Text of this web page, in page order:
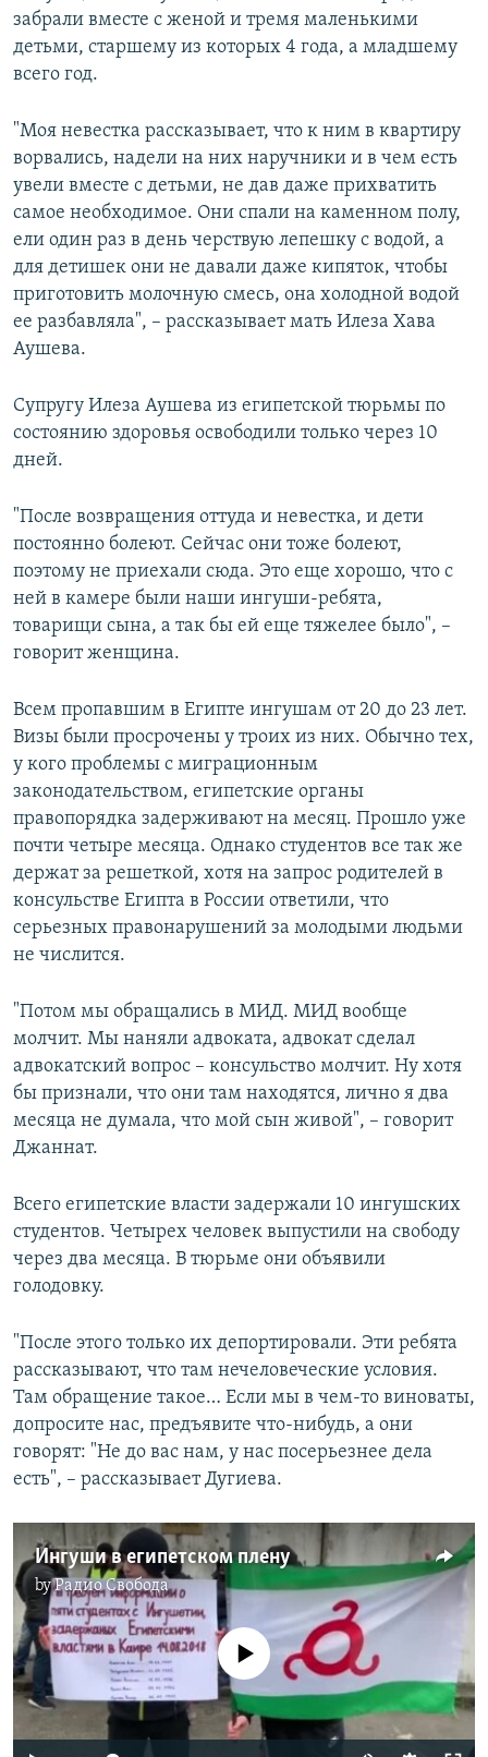
забрали вместе с женой и тремя маленькими
детьми, старшему из которых 4 года, а младшему
всего год.
"Моя невестка рассказывает, что к ним в квартиру
ворвались, надели на них наручники и в чем есть
увели вместе с детьми, не дав даже прихватить
самое необходимое. Они спали на каменном полу,
ели один раз в день черствую лепешку с водой, а
для детишек они не давали даже кипяток, чтобы
приготовить молочную смесь, она холодной водой
ее разбавляла", – рассказывает мать Илеза Хава
Аушева.
Супругу Илеза Аушева из египетской тюрьмы по
состоянию здоровья освободили только через 10
дней.
"После возвращения оттуда и невестка, и дети
постоянно болеют. Сейчас они тоже болеют,
поэтому не приехали сюда. Это еще хорошо, что с
ней в камере были наши ингуши-ребята,
товарищи сына, а так бы ей еще тяжелее было", –
говорит женщина.
Всем пропавшим в Египте ингушам от 20 до 23 лет.
Визы были просрочены у троих из них. Обычно тех,
у кого проблемы с миграционным
законодательством, египетские органы
правопорядка задерживают на месяц. Прошло уже
почти четыре месяца. Однако студентов все так же
держат за решеткой, хотя на запрос родителей в
консульстве Египта в России ответили, что
серьезных правонарушений за молодыми людьми
не числится.
"Потом мы обращались в МИД. МИД вообще
молчит. Мы наняли адвоката, адвокат сделал
адвокатский вопрос – консульство молчит. Ну хотя
бы признали, что они там находятся, лично я два
месяца не думала, что мой сын живой", – говорит
Джаннат.
Всего египетские власти задержали 10 ингушских
студентов. Четырех человек выпустили на свободу
через два месяца. В тюрьме они объявили
голодовку.
"После этого только их депортировали. Эти ребята
рассказывают, что там нечеловеческие условия.
Там обращение такое… Если мы в чем-то виноваты,
допросите нас, предъявите что-нибудь, а они
говорят: "Не до вас нам, у нас посерьезнее дела
есть", – рассказывает Дугиева.
Ингуши в египетском плену
byРадио Свобода
No media source currently available